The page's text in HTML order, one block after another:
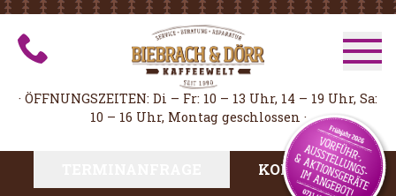
· ÖFFNUNGSZEITEN: Di – Fr: 10 – 13 Uhr, 14 – 19 Uhr, Sa:
10 – 16 Uhr, Montag geschlossen ·
ZUBEHÖR
SERVICE
ANGEBOTE
KONTAKT